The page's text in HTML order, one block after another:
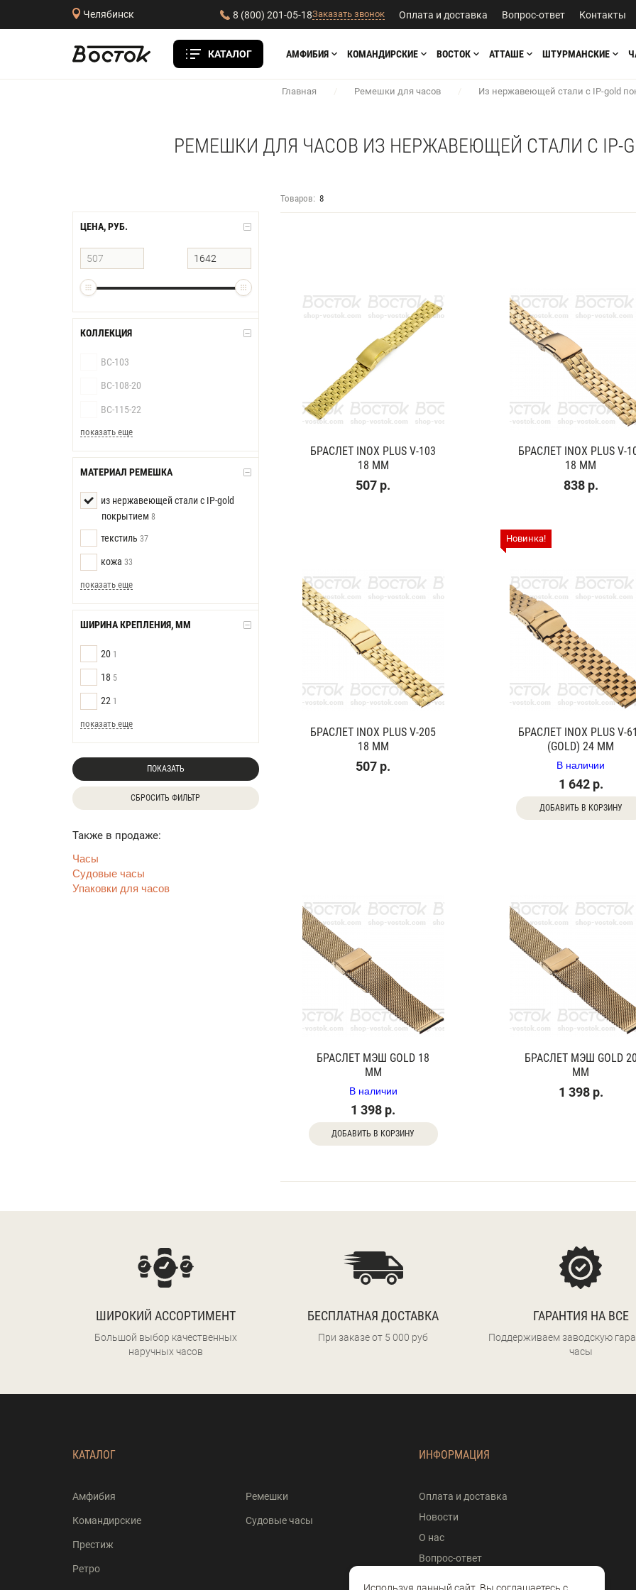
Челябинск 8 (800) 201-05-18Заказать звонок Оплата и доставка Вопрос-ответ Контакты
КАТАЛОГ АМФИБИЯ КОМАНДИРСКИЕ ВОСТОК АТТАШЕ ШТУРМАНСКИЕ
Главная / Ремешки для часов / Из нержавеющей стали с IP-gold
РЕМЕШКИ ДЛЯ ЧАСОВ ИЗ НЕРЖАВЕЮЩЕЙ СТАЛИ С IP-
ЦЕНА, РУБ.
КОЛЛЕКЦИЯ
BC-103
BC-108-20
BC-115-22
показать еще
МАТЕРИАЛ РЕМЕШКА
из нержавеющей стали с IP-gold
покрытием 8
текстиль 37
кожа 33
показать еще
ШИРИНА КРЕПЛЕНИЯ, ММ
20 1
18 5
22 1
показать еще
ПОКАЗАТЬ
СБРОСИТЬ ФИЛЬТР
Также в продаже:
Часы
Судовые часы
Упаковки для часов
Товаров: 8
БРАСЛЕТ INOX PLUS V-103
18 ММ
507 р.
БРАСЛЕТ INOX PLUS V-
18 ММ
838 р.
БРАСЛЕТ INOX PLUS V-205
18 ММ
507 р.
Новинка!
БРАСЛЕТ INOX PLUS V-
(GOLD) 24 ММ
В наличии
1 642 р.
ДОБАВИТЬ В КОРЗИНУ
БРАСЛЕТ МЭШ GOLD 18
ММ
В наличии
1 398 р.
ДОБАВИТЬ В КОРЗИНУ
БРАСЛЕТ МЭШ GOLD
ММ
1 398 р.
ШИРОКИЙ АССОРТИМЕНТ
Большой выбор качественных
наручных часов
БЕСПЛАТНАЯ ДОСТАВКА
При заказе от 5 000 руб
ГАРАНТИЯ НА ВСЕ
Поддерживаем заводскую
часы
КАТАЛОГ
Амфибия
Командирские
Престиж
Ретро
Ремешки
Судовые часы
ИНФОРМАЦИЯ
Оплата и доставка
Новости
О нас
Вопрос-ответ